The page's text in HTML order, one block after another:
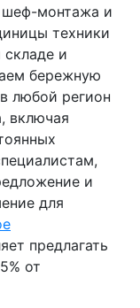
шеф-монтажа и
техники
и
бережную
любой регион
включая
и
для
предлагать
от